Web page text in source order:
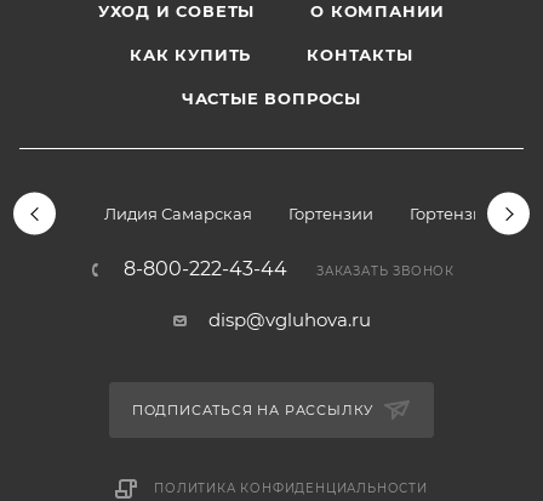
УХОД И СОВЕТЫ О КОМПАНИИ
КАК КУПИТЬ КОНТАКТЫ
ЧАСТЫЕ ВОПРОСЫ
Лидия Самарская Гортензии Гортензии
8-800-222-43-44 ЗАКАЗАТЬ ЗВОНОК
disp@vgluhova.ru
ПОДПИСАТЬСЯ НА РАССЫЛКУ
ПОЛИТИКА КОНФИДЕНЦИАЛЬНОСТИ